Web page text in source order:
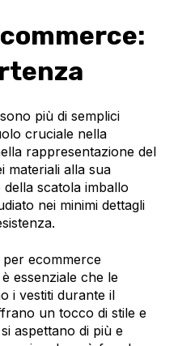
più di semplici
cruciale nella
rappresentazione del
materiali alla sua
scatola imballo
nei minimi dettagli
ecommerce
essenziale che le
i vestiti durante il
un tocco di stile e
aspettano di più e